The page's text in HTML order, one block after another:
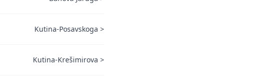
Kutina-Posavskoga >
Kutina-Krešimirova >